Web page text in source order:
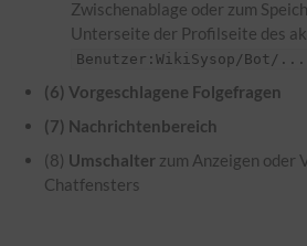
Zwischenablage oder zum
Unterseite der Profilseite des
Benutzer:WikiSysop/Bot/...
(6) Vorgeschlagene Folgefragen
(7) Nachrichtenbereich
(8) Umschalter zum Anzeigen oder
Chatfensters